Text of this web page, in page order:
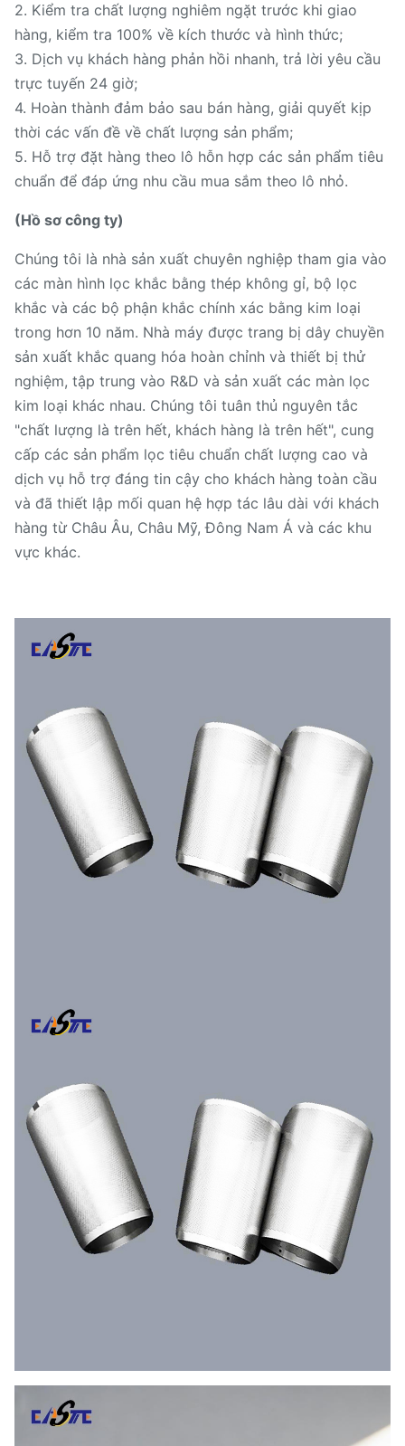
2. Kiểm tra chất lượng nghiêm ngặt trước khi giao
hàng, kiểm tra 100% về kích thước và hình thức;
3. Dịch vụ khách hàng phản hồi nhanh, trả lời yêu cầu
trực tuyến 24 giờ;
4. Hoàn thành đảm bảo sau bán hàng, giải quyết kịp
thời các vấn đề về chất lượng sản phẩm;
5. Hỗ trợ đặt hàng theo lô hỗn hợp các sản phẩm tiêu
chuẩn để đáp ứng nhu cầu mua sắm theo lô nhỏ.
(Hồ sơ công ty)
Chúng tôi là nhà sản xuất chuyên nghiệp tham gia vào
các màn hình lọc khắc bằng thép không gỉ, bộ lọc
khắc và các bộ phận khắc chính xác bằng kim loại
trong hơn 10 năm. Nhà máy được trang bị dây chuyền
sản xuất khắc quang hóa hoàn chỉnh và thiết bị thử
nghiệm, tập trung vào R&D và sản xuất các màn lọc
kim loại khác nhau. Chúng tôi tuân thủ nguyên tắc
"chất lượng là trên hết, khách hàng là trên hết", cung
cấp các sản phẩm lọc tiêu chuẩn chất lượng cao và
dịch vụ hỗ trợ đáng tin cậy cho khách hàng toàn cầu
và đã thiết lập mối quan hệ hợp tác lâu dài với khách
hàng từ Châu Âu, Châu Mỹ, Đông Nam Á và các khu
vực khác.